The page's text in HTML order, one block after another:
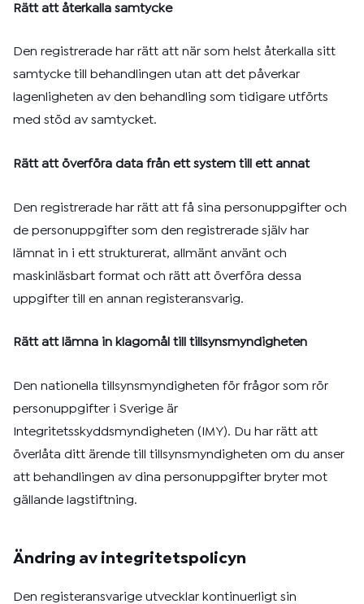
Rätt att återkalla samtycke
Den registrerade har rätt att när som helst återkalla sitt
samtycke till behandlingen utan att det påverkar
lagenligheten av den behandling som tidigare utförts
med stöd av samtycket.
Rätt att överföra data från ett system till ett annat
Den registrerade har rätt att få sina personuppgifter och
de personuppgifter som den registrerade själv har
lämnat in i ett strukturerat, allmänt använt och
maskinläsbart format och rätt att överföra dessa
uppgifter till en annan registeransvarig.
Rätt att lämna in klagomål till tillsynsmyndigheten
Den nationella tillsynsmyndigheten för frågor som rör
personuppgifter i Sverige är
Integritetsskyddsmyndigheten (IMY). Du har rätt att
överlåta ditt ärende till tillsynsmyndigheten om du anser
att behandlingen av dina personuppgifter bryter mot
gällande lagstiftning.
Ändring av integritetspolicyn
Den registeransvarige utvecklar kontinuerligt sin